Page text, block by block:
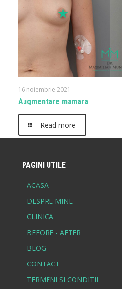
16 noiembrie 2021
Augmentare mamara
Read more
PAGINI UTILE
ACASA
DESPRE MINE
CLINICA
BEFORE - AFTER
BLOG
CONTACT
TERMENI SI CONDITII